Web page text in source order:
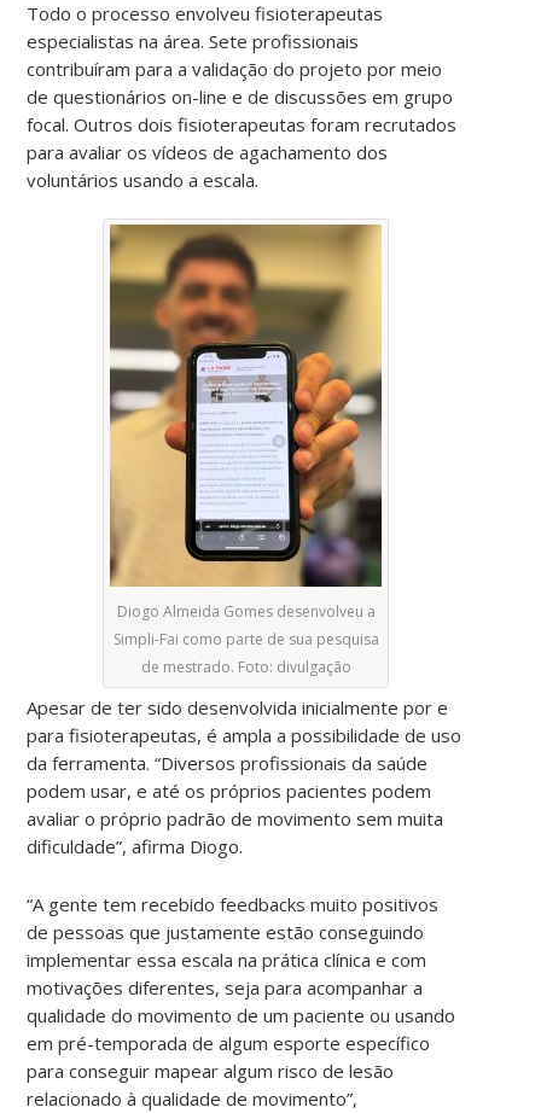
Todo o processo envolveu fisioterapeutas
especialistas na área. Sete profissionais
contribuíram para a validação do projeto por meio
de questionários on-line e de discussões em grupo
focal. Outros dois fisioterapeutas foram recrutados
para avaliar os vídeos de agachamento dos
voluntários usando a escala.
Diogo Almeida Gomes desenvolveu a
Simpli-Fai como parte de sua pesquisa
de mestrado. Foto: divulgação
Apesar de ter sido desenvolvida inicialmente por e
para fisioterapeutas, é ampla a possibilidade de uso
da ferramenta. “Diversos profissionais da saúde
podem usar, e até os próprios pacientes podem
avaliar o próprio padrão de movimento sem muita
dificuldade”, afirma Diogo.
“A gente tem recebido feedbacks muito positivos
de pessoas que justamente estão conseguindo
implementar essa escala na prática clínica e com
motivações diferentes, seja para acompanhar a
qualidade do movimento de um paciente ou usando
em pré-temporada de algum esporte específico
para conseguir mapear algum risco de lesão
relacionado à qualidade de movimento”,